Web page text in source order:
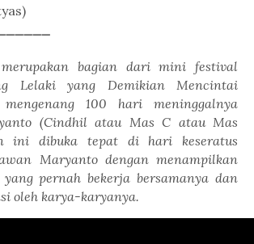
bagian dari mini festival
Lelaki yang Demikian Mencintai
100 hari meninggalnya
(Cindhil atau Mas C atau Mas
ini dibuka tepat di hari keseratus
Maryanto dengan menampilkan
pernah bekerja bersamanya dan
oleh karya-karyanya.